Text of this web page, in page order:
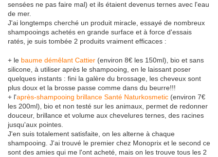
sensées ne pas faire mal) et ils étaient devenus ternes avec l'eau
de mer.
J'ai longtemps cherché un produit miracle, essayé de nombreux
shampooings achetés en grande surface et à force d'essais
ratés, je suis tombée 2 produits vraiment efficaces :
+ le baume démêlant Cattier (environ 8€ les 150ml), bio et sans
silicone, à utiliser après le shampooing, en le laissant poser
quelques instants : fini la galère du brossage, les cheveux sont
plus doux et la brosse passe comme dans du beurre!!!
+ l'après-shampooing brillance Santé Naturkosmetic (environ 7€
les 200ml), bio et non testé sur les animaux, permet de redonner
douceur, brillance et volume aux chevelures ternes, des racines
jusqu'aux pointes.
J'en suis totalement satisfaite, on les alterne à chaque
shampooing. J'ai trouvé le premier chez Monoprix et le second ce
sont des amies qui me l'ont acheté, mais on les trouve tous les 2